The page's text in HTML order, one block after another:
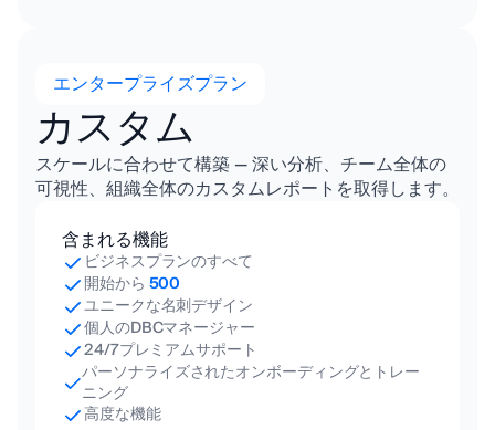
エンタープライズプラン
カスタム
スケールに合わせて構築 — 深い分析、チーム全体の
可視性、組織全体のカスタムレポートを取得します。
含まれる機能
ビジネスプランのすべて
開始から 500
ユニークな名刺デザイン
個人のDBCマネージャー
24/7プレミアムサポート
パーソナライズされたオンボーディングとトレー
ニング
高度な機能